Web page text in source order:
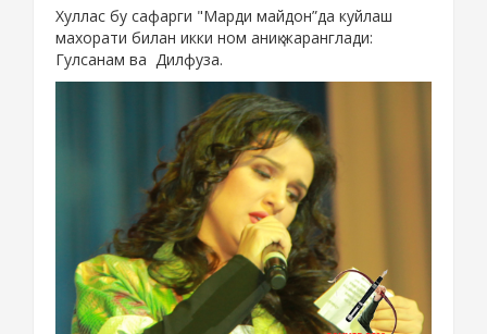
Хуллас бу сафарги "Марди майдон”да куйлаш
махорати билан икки ном аниқ жаранглади:
Гулсанам ва Дилфуза.